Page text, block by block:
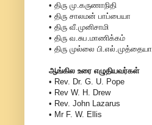
• திரு மு.கருணாநிதி
• திரு சாலமன் பாப்பையா
• திரு வீ.முனிசாமி
• திரு வ.சுப.மாணிக்கம்
• திரு முல்லை பி.எல்.முத்தையா
ஆங்கில உரை எழுதியவர்கள்
• Rev. Dr. G. U. Pope
• Rev W. H. Drew
• Rev. John Lazarus
• Mr F. W. Ellis